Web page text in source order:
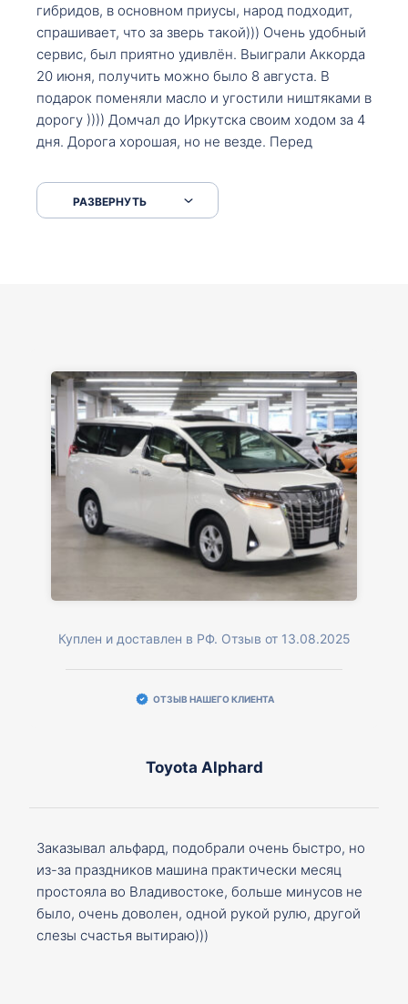
гибридов, в основном приусы, народ подходит,
спрашивает, что за зверь такой))) Очень удобный
сервис, был приятно удивлён. Выиграли Аккорда
20 июня, получить можно было 8 августа. В
подарок поменяли масло и угостили ништяками в
дорогу )))) Домчал до Иркутска своим ходом за 4
дня. Дорога хорошая, но не везде. Перед
серпантинах по пути следования.
РАЗВЕРНУТЬ
Куплен и доставлен в РФ. Отзыв от 13.08.2025
ОТЗЫВ НАШЕГО КЛИЕНТА
Toyota Alphard
Заказывал альфард, подобрали очень быстро, но
из-за праздников машина практически месяц
простояла во Владивостоке, больше минусов не
было, очень доволен, одной рукой рулю, другой
слезы счастья вытираю)))